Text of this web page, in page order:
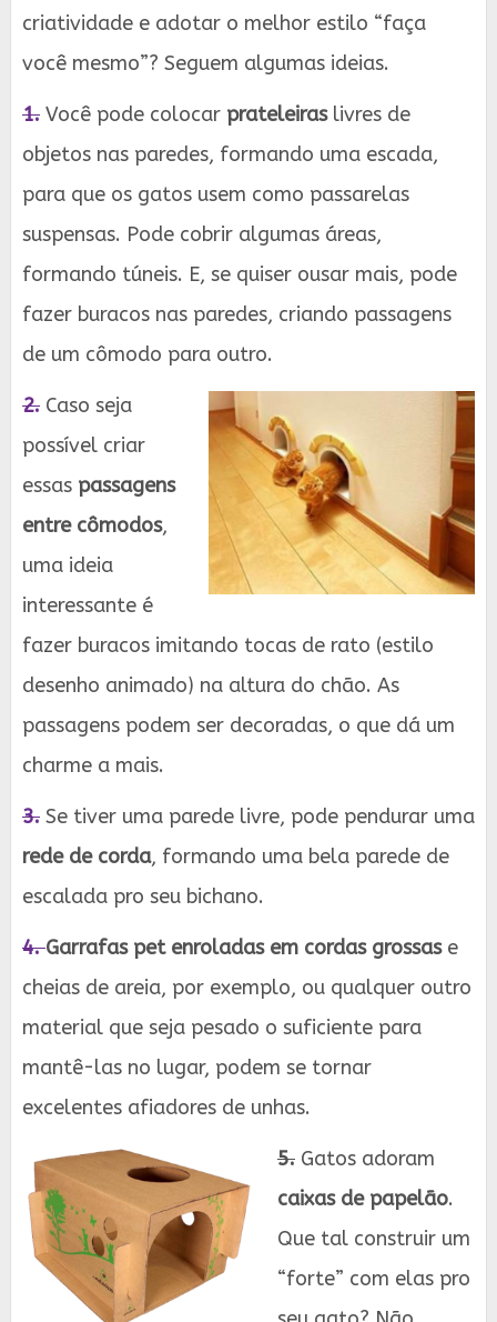
criatividade e adotar o melhor estilo “faça
você mesmo”? Seguem algumas ideias.
1. Você pode colocar prateleiraslivres de
objetos nas paredes, formando uma escada,
para que os gatos usem como passarelas
suspensas. Pode cobrir algumas áreas,
formando túneis. E, se quiser ousar mais, pode
fazer buracos nas paredes, criando passagens
de um cômodo para outro.
2. Caso seja
possível criar
essas passagens
entre cômodos,
uma ideia
interessante é
fazer buracos imitando tocas de rato (estilo
desenho animado) na altura do chão. As
passagens podem ser decoradas, o que dá um
charme a mais.
3. Se tiver uma parede livre, pode pendurar uma
rede de corda, formando uma bela parede de
escalada pro seu bichano.
4.Garrafas pet enroladas em cordas grossase
cheias de areia, por exemplo, ou qualquer outro
material que seja pesado o suficiente para
mantê-las no lugar, podem se tornar
excelentes afiadores de unhas.
5. Gatos adoram
caixas de papelão.
Que tal construir um
“forte” com elas pro